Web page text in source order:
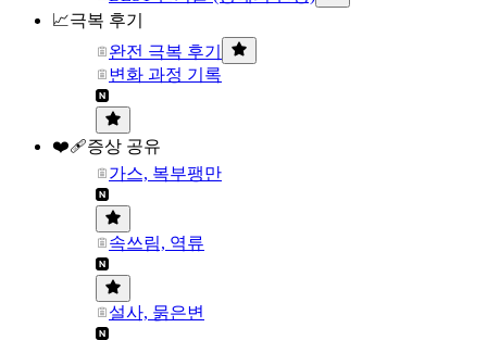
📈극복 후기
완전 극복 후기
변화 과정 기록
❤️‍🩹증상 공유
가스, 복부팽만
속쓰림, 역류
설사, 묽은변